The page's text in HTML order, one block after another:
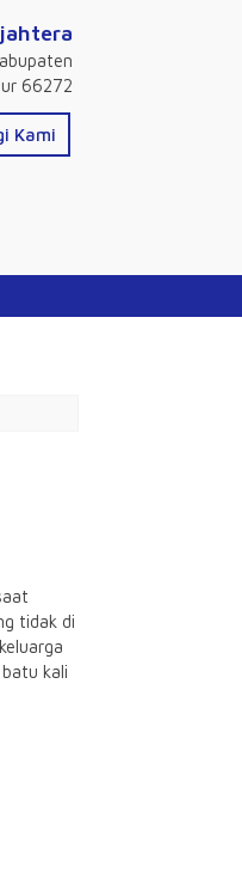
66272
Kami
tidak di
kali